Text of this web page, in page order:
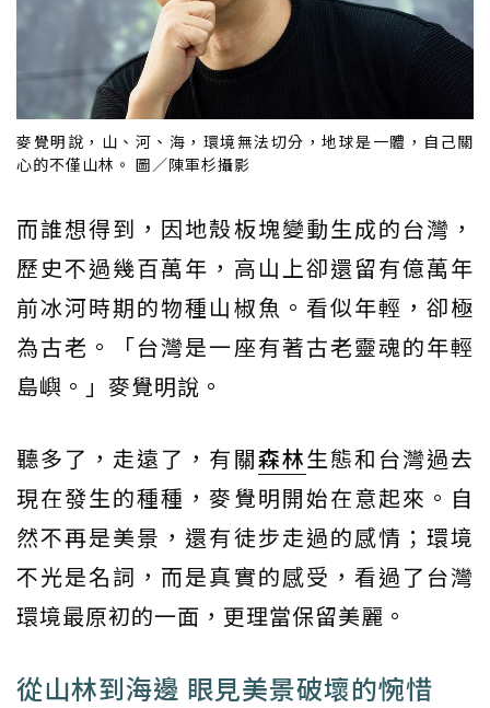
麥覺明說，山、河、海，環境無法切分，地球是一體，自己關
心的不僅山林。 圖／陳軍杉攝影
而誰想得到，因地殼板塊變動生成的台灣，
歷史不過幾百萬年，高山上卻還留有億萬年
前冰河時期的物種山椒魚。看似年輕，卻極
為古老。「台灣是一座有著古老靈魂的年輕
島嶼。」麥覺明說。
聽多了，走遠了，有關森林生態和台灣過去
現在發生的種種，麥覺明開始在意起來。自
然不再是美景，還有徒步走過的感情；環境
不光是名詞，而是真實的感受，看過了台灣
環境最原初的一面，更理當保留美麗。
從山林到海邊 眼見美景破壞的惋惜